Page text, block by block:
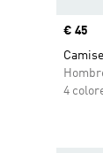
Precio
€ 45
4